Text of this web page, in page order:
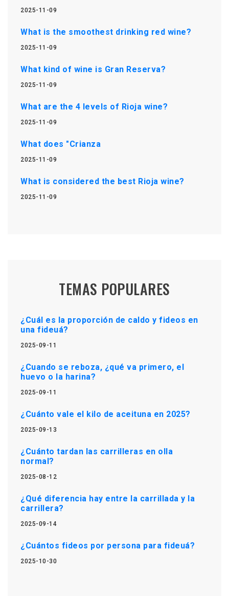
2025-11-09
What is the smoothest drinking red wine?
2025-11-09
What kind of wine is Gran Reserva?
2025-11-09
What are the 4 levels of Rioja wine?
2025-11-09
What does "Crianza
2025-11-09
What is considered the best Rioja wine?
2025-11-09
TEMAS POPULARES
¿Cuál es la proporción de caldo y fideos en
una fideuá?
2025-09-11
¿Cuando se reboza, ¿qué va primero, el
huevo o la harina?
2025-09-11
¿Cuánto vale el kilo de aceituna en 2025?
2025-09-13
¿Cuánto tardan las carrilleras en olla
normal?
2025-08-12
¿Qué diferencia hay entre la carrillada y la
carrillera?
2025-09-14
¿Cuántos fideos por persona para fideuá?
2025-10-30